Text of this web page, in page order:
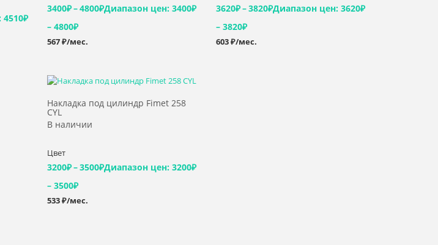
3400₽–4800₽Диапазон цен: 3400₽
– 4800₽
567 ₽/мес.
3620₽–3820₽Диапазон цен: 3620₽
– 3820₽
603 ₽/мес.
Накладка под цилиндр Fimet 258
CYL
В наличии
Цвет
3200₽–3500₽Диапазон цен: 3200₽
– 3500₽
533 ₽/мес.
Выбрать >